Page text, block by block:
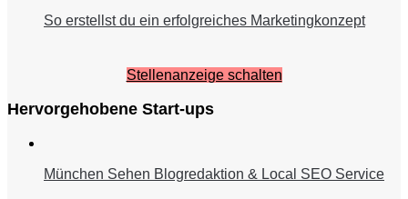
So erstellst du ein erfolgreiches Marketingkonzept
Stellenanzeige schalten
Hervorgehobene Start-ups
München Sehen Blogredaktion & Local SEO Service